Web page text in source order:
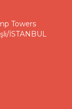
Towers
İSTANBUL